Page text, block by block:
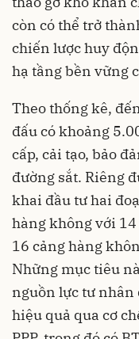
còn có thể trở
chiến lược huy
hạ tầng bền vững
Theo thống kê,
đấu có khoảng
cấp, cải tạo, bảo
đường sắt. Riêng
khai đầu tư hai
hàng không với
16 cảng hàng
Những mục tiêu
nguồn lực tư
hiệu quả qua cơ